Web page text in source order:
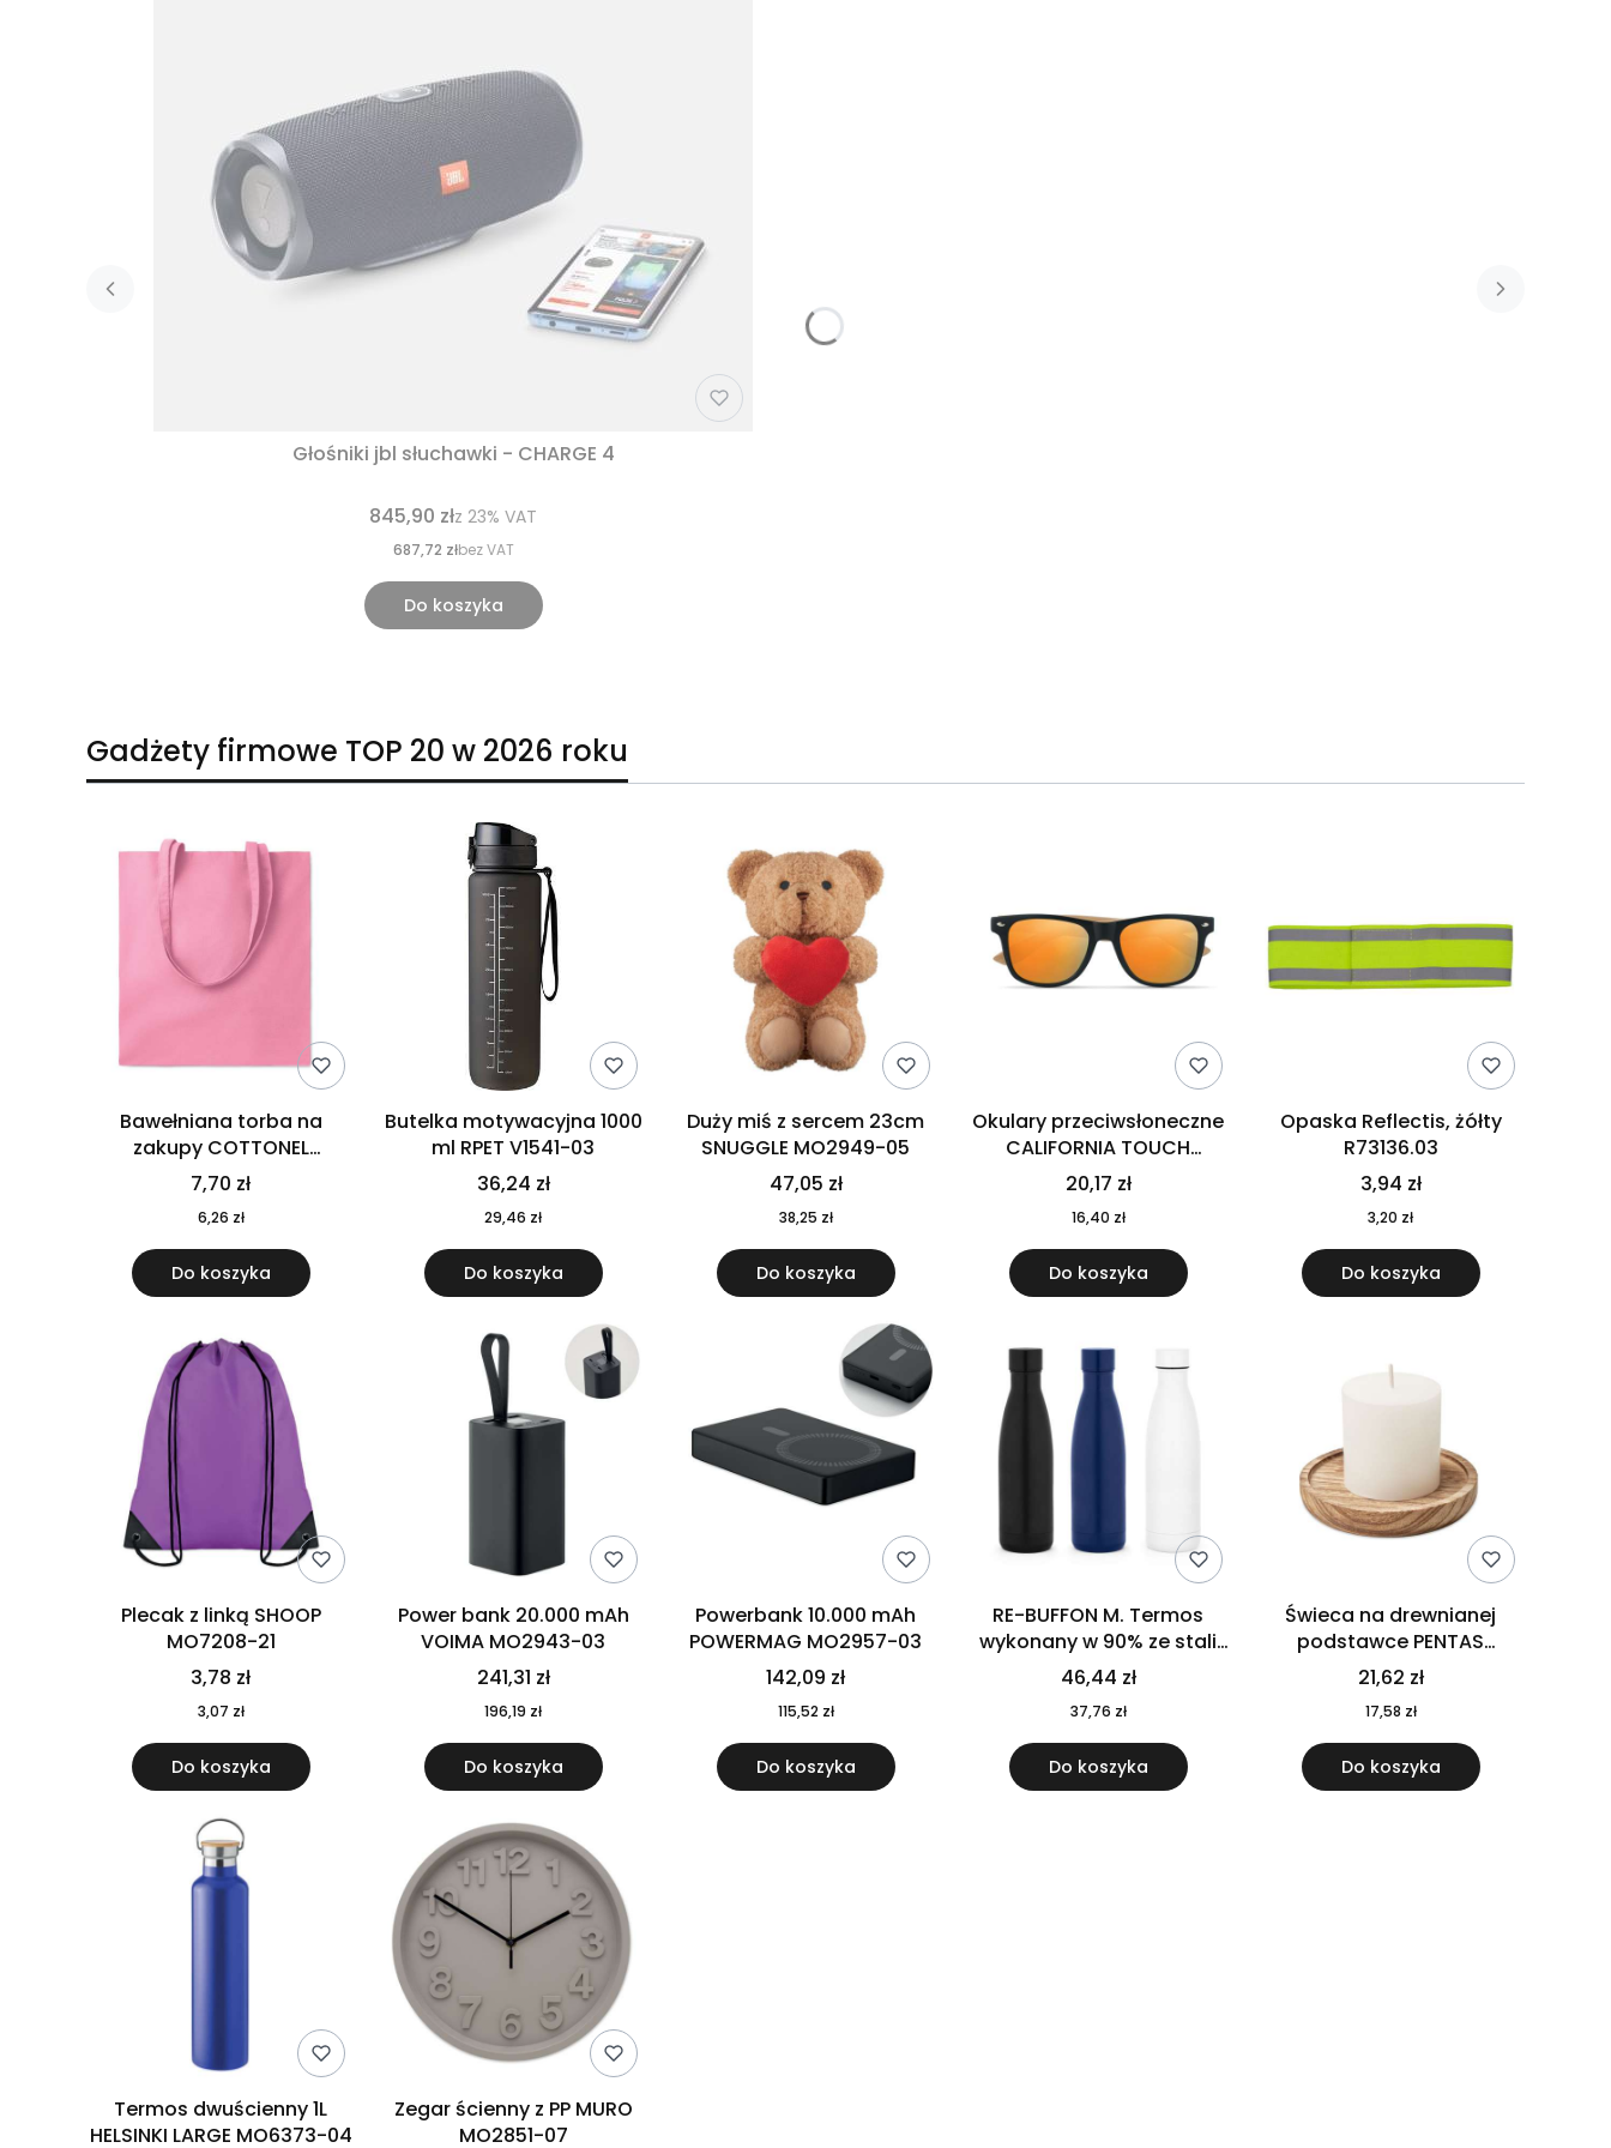
Głośniki jbl słuchawki - CHARGE 4
845,90 złz 23% VAT
687,72 złbez VAT
Do koszyka
Gadżety firmowe TOP 20 w 2026 roku
Bawełniana torba na
zakupy COTTONEL
COLOUR++ MO9846-11
7,70 zł
6,26 zł
Do koszyka
Butelka motywacyjna 1000
ml RPET V1541-03
36,24 zł
29,46 zł
Do koszyka
Duży miś z sercem 23cm
SNUGGLE MO2949-05
47,05 zł
38,25 zł
Do koszyka
Okulary przeciwsłoneczne
CALIFORNIA TOUCH
MO9617-10
20,17 zł
16,40 zł
Do koszyka
Opaska Reflectis, żółty
R73136.03
3,94 zł
3,20 zł
Do koszyka
Plecak z linką SHOOP
MO7208-21
3,78 zł
3,07 zł
Do koszyka
Power bank 20.000 mAh
VOIMA MO2943-03
241,31 zł
196,19 zł
Do koszyka
Powerbank 10.000 mAh
POWERMAG MO2957-03
142,09 zł
115,52 zł
Do koszyka
RE-BUFFON M. Termos
wykonany w 90% ze stali
nierdzewnej pochodzącej z
recyklingu 520 ml 94294
46,44 zł
37,76 zł
Do koszyka
Świeca na drewnianej
podstawce PENTAS
MO6282-40
21,62 zł
17,58 zł
Do koszyka
Termos dwuścienny 1L
HELSINKI LARGE MO6373-04
Zegar ścienny z PP MURO
MO2851-07